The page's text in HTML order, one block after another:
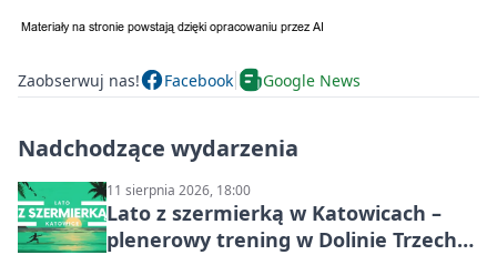
Zaobserwuj nas! Facebook Google News
Nadchodzące wydarzenia
11 sierpnia 2026, 18:00
Lato z szermierką w Katowicach –
plenerowy trening w Dolinie Trzech